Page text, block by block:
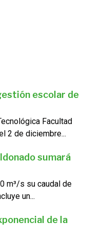
escolar de
Facultad
2 de diciembre...
sumará
m³/s su caudal de
un...
de la